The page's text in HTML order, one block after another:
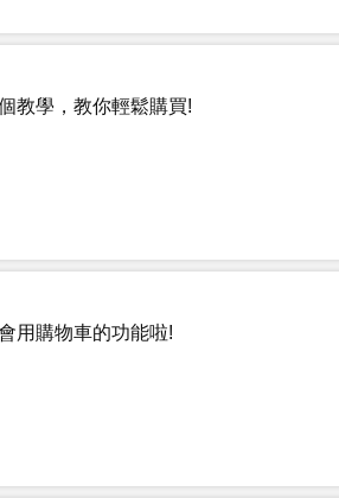
教學，教你輕鬆購買!
用購物車的功能啦!